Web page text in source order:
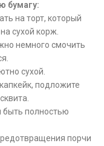
бумагу:
на торт, который
сухой корж.
немного смочить
сухой.
подложите
быть полностью
порчи